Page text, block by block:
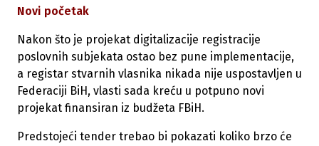
Novi početak
Nakon što je projekat digitalizacije registracije
poslovnih subjekata ostao bez pune implementacije,
a registar stvarnih vlasnika nikada nije uspostavljen u
Federaciji BiH, vlasti sada kreću u potpuno novi
projekat finansiran iz budžeta FBiH.
Predstojeći tender trebao bi pokazati koliko brzo će